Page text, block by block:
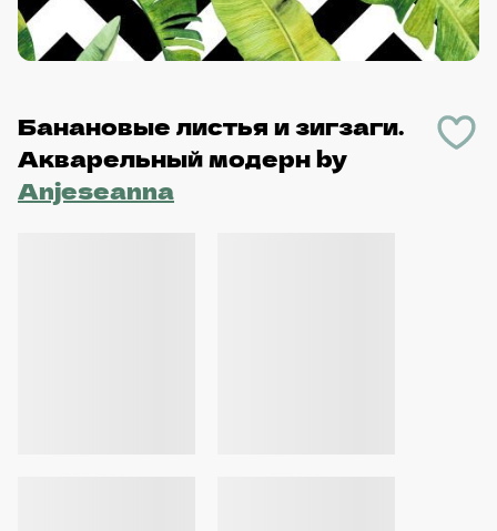
Банановые листья и зигзаги.
Акварельный модернby
Anjeseanna